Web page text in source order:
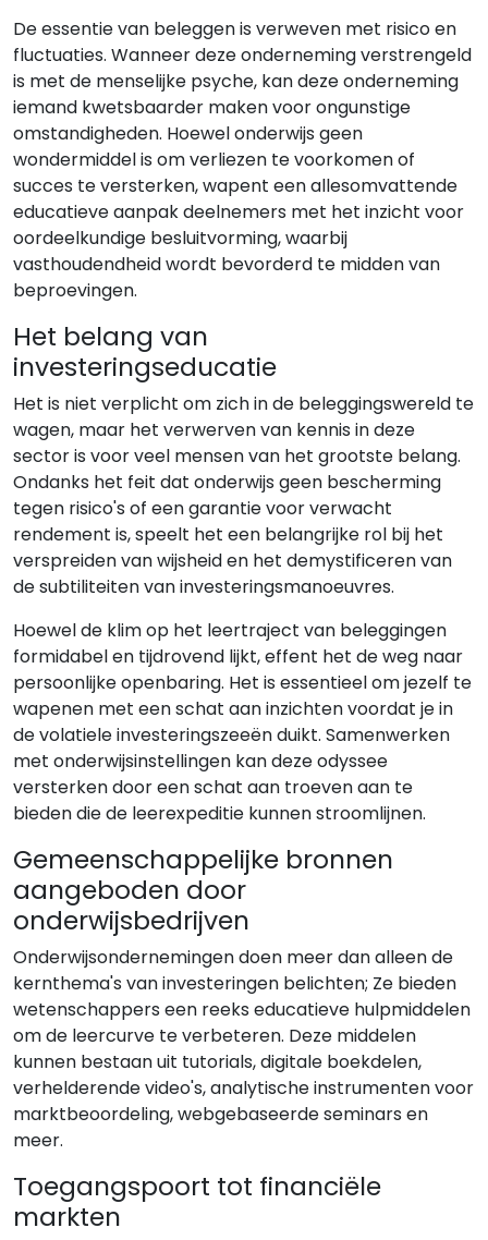
De essentie van beleggen is verweven met risico en
fluctuaties. Wanneer deze onderneming verstrengeld
is met de menselijke psyche, kan deze onderneming
iemand kwetsbaarder maken voor ongunstige
omstandigheden. Hoewel onderwijs geen
wondermiddel is om verliezen te voorkomen of
succes te versterken, wapent een allesomvattende
educatieve aanpak deelnemers met het inzicht voor
oordeelkundige besluitvorming, waarbij
vasthoudendheid wordt bevorderd te midden van
beproevingen.
Het belang van
investeringseducatie
Het is niet verplicht om zich in de beleggingswereld te
wagen, maar het verwerven van kennis in deze
sector is voor veel mensen van het grootste belang.
Ondanks het feit dat onderwijs geen bescherming
tegen risico's of een garantie voor verwacht
rendement is, speelt het een belangrijke rol bij het
verspreiden van wijsheid en het demystificeren van
de subtiliteiten van investeringsmanoeuvres.
Hoewel de klim op het leertraject van beleggingen
formidabel en tijdrovend lijkt, effent het de weg naar
persoonlijke openbaring. Het is essentieel om jezelf te
wapenen met een schat aan inzichten voordat je in
de volatiele investeringszeeën duikt. Samenwerken
met onderwijsinstellingen kan deze odyssee
versterken door een schat aan troeven aan te
bieden die de leerexpeditie kunnen stroomlijnen.
Gemeenschappelijke bronnen
aangeboden door
onderwijsbedrijven
Onderwijsondernemingen doen meer dan alleen de
kernthema's van investeringen belichten; Ze bieden
wetenschappers een reeks educatieve hulpmiddelen
om de leercurve te verbeteren. Deze middelen
kunnen bestaan uit tutorials, digitale boekdelen,
verhelderende video's, analytische instrumenten voor
marktbeoordeling, webgebaseerde seminars en
meer.
Toegangspoort tot financiële
markten